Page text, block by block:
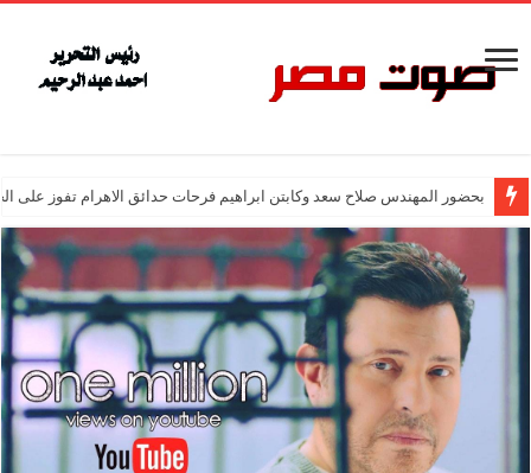
بحضور المهندس صلاح سعد وكابتن ابراهيم فرحات حدائق الاهرام تفوز على